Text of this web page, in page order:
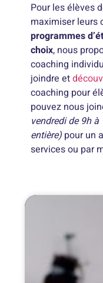
Pour les élèves
maximiser leurs
programmes
choix, nous
coaching
joindre et
coaching pour
pouvez nous
vendredi de 9h
entière) pour un
services ou par